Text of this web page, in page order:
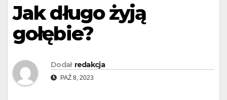
Jak długo żyją
gołębie?
Dodał redakcja
PAŹ 8, 2023